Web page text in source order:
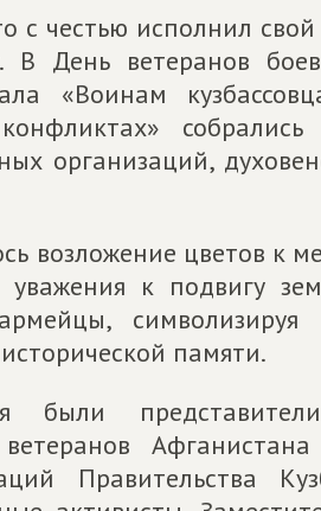
с честью исполнил
В День ветеранов
«Воинам
собрались
организаций,
возложение цветов к
к подвигу
символизируя
памяти.
были
Правительства